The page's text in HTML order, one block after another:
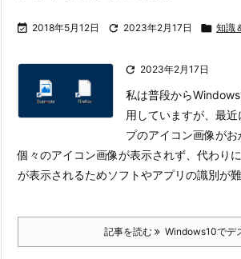
 2018年5月12日  2023年2月17日  知識
 2023年2月17日
私は普段から
用していますが、最
プのアイコン画像がお
個々のアイコン画像が表示されず、代わり
が表示されるためソフトやアプリの識別が
記事を読む Windows10でデ